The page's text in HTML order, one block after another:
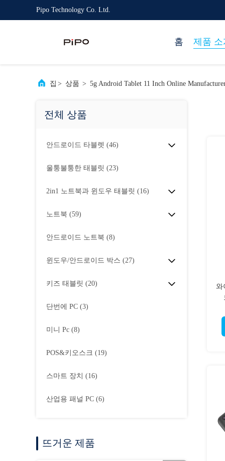
Pipo Technology Co. Ltd.
홈 제품 소
집 > 상품 > 5g Android Tablet 11 Inch Online
전체 상품
안드로이드 타블렛 (46)
울퉁불퉁한 태블릿 (23)
2in1 노트북과 윈도우 태블릿 (16)
노트북 (59)
안드로이드 노트북 (8)
윈도우/안드로이드 박스 (27)
키즈 태블릿 (20)
단번에 PC (3)
미니 Pc (8)
POS&키오스크 (19)
스마트 장치 (16)
산업용 패널 PC (6)
뜨거운 제품
와